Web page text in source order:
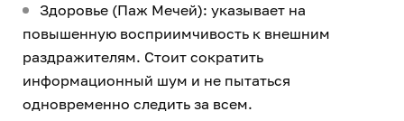
Здоровье (Паж Мечей): указывает на
повышенную восприимчивость к внешним
раздражителям. Стоит сократить
информационный шум и не пытаться
одновременно следить за всем.